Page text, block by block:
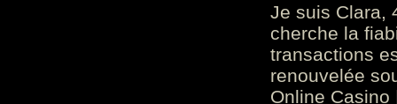
Je suis Clara,
cherche la
transactions
renouvelée
Online